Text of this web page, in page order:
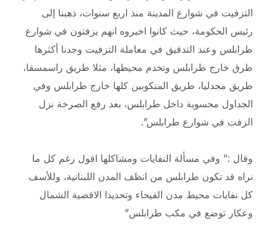
التزفيت في شوارع المدينة منذ اربع سنوات، ذهبنا إلى
رئيس الحكومة، حيث كانوا اخبروه انهم يزفتون في شوارع
طرابلس وعند التدقيق في معاملة التزفيت وجدنا أكثرها
طرق خارج طرابلس وتخدم محيطها، مثلا طريق راسمسقا،
طريق مجدليا، طريق المنكوبين كلها خارج طرابلس وفي
الجداول محسوبة داخل طرابلس، بعد رفع الصرخة نزل
الزفت في شوارع طرابلس”.
وقال :” وفي مسألة النفايات ومشاكلها اقول رغم كل ما
نراه قد تكون طرابلس من انظف المدن اللبنانية، وللأسف
كل نفايات محيط مدن الفيحاء وتحديدا الاقضية الشمال
وعكار توضع في مكب طرابلس”